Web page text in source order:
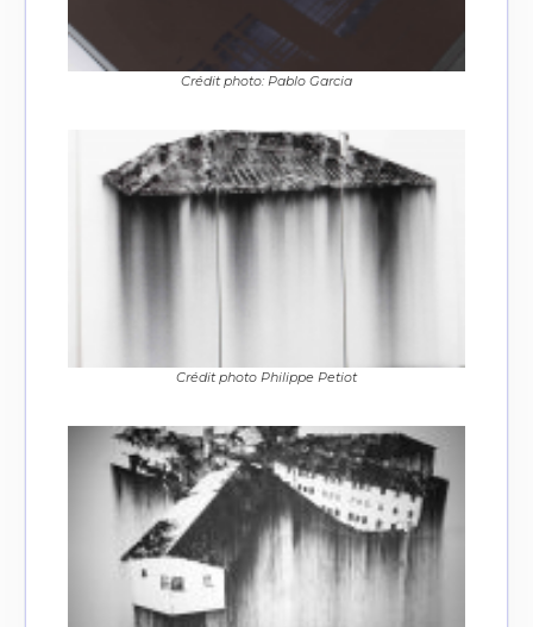
Crédit photo: Pablo Garcia
Crédit photo Philippe Petiot